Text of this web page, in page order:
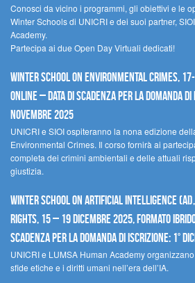
Conosci da vicino i programmi, gli obiettivi e le
Winter Schools di UNICRI e dei suoi partner,
Academy.
Partecipa ai due Open Day Virtuali dedicati!
Winter School on Environmental Crimes,
Online – Data di scadenza per la domanda
novembre 2025
UNICRI e SIOI ospiteranno la nona edizione
Environmental Crimes. Il corso fornirà ai
completa dei crimini ambientali e delle attuali
giustizia.
Winter School on Artificial Intelligence (AI),
Rights, 15 – 19 dicembre 2025, Formato
scadenza per la domanda di iscrizione: 1°
UNICRI e LUMSA Human Academy
sfide etiche e i diritti umani nell’era dell’IA.